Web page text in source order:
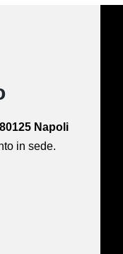
Napoli
in sede.